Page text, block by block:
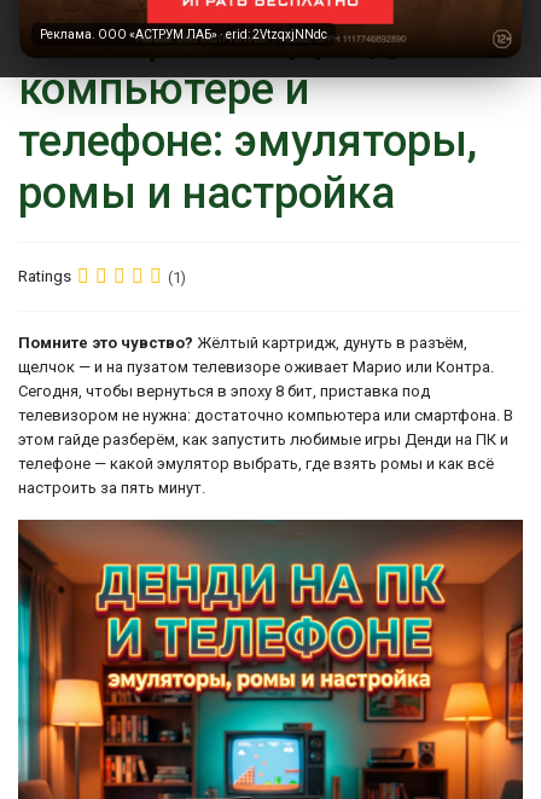
Реклама. ООО «АСТРУМ ЛАБ» · erid: 2VtzqxjNNdc
Как играть в Денди на
компьютере и
телефоне: эмуляторы,
ромы и настройка
Ratings (1)
Помните это чувство? Жёлтый картридж, дунуть в разъём,
щелчок — и на пузатом телевизоре оживает Марио или Контра.
Сегодня, чтобы вернуться в эпоху 8 бит, приставка под
телевизором не нужна: достаточно компьютера или смартфона. В
этом гайде разберём, как запустить любимые игры Денди на ПК и
телефоне — какой эмулятор выбрать, где взять ромы и как всё
настроить за пять минут.